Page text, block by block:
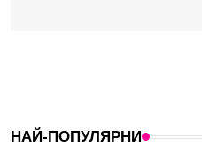
НАЙ-ПОПУЛЯРНИ